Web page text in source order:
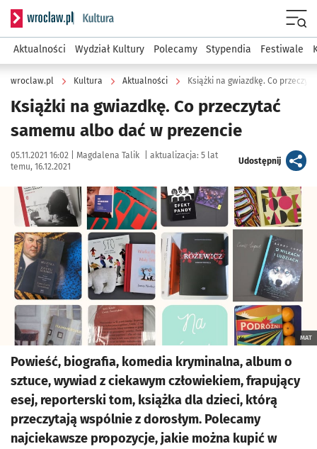
Serwis informacyjny wroclaw.pl podserwis: Kultura
Aktualności Wydział Kultury Polecamy Stypendia Festiwale
wroclaw.pl Kultura Aktualności Książki na gwiazdkę. Co
Książki na gwiazdkę. Co przeczytać
samemu albo dać w prezencie
Data publikacji:
05.11.2021 16:02 | Autor:
Magdalena Talik aktualizacja: 5 lat
temu, 16.12.2021
Udostępnijartykuł
Kliknij, aby powiększyć
MAT
Powieść, biografia, komedia kryminalna, album o
sztuce, wywiad z ciekawym człowiekiem, frapujący
esej, reporterski tom, książka dla dzieci, którą
przeczytają wspólnie z dorosłym. Polecamy
najciekawsze propozycje, jakie można kupić w